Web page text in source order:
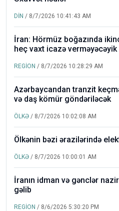
DİN / 8/7/2026 10:41:43 AM
İran: Hörmüz boğazında
heç vaxt icazə verməyəcəyik
REGİON / 8/7/2026 10:28:29 AM
Azərbaycandan tranzit
və daş kömür göndəriləcək
ÖLKƏ / 8/7/2026 10:02:08 AM
Ölkənin bəzi ərazilərində
ÖLKƏ / 8/7/2026 10:00:01 AM
İranın idman və gənclər
gəlib
REGİON / 8/6/2026 5:30:20 PM